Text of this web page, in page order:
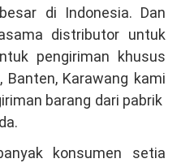
di Indonesia. Dan
distributor untuk
pengiriman khusus
Banten, Karawang kami
barang dari pabrik
konsumen setia